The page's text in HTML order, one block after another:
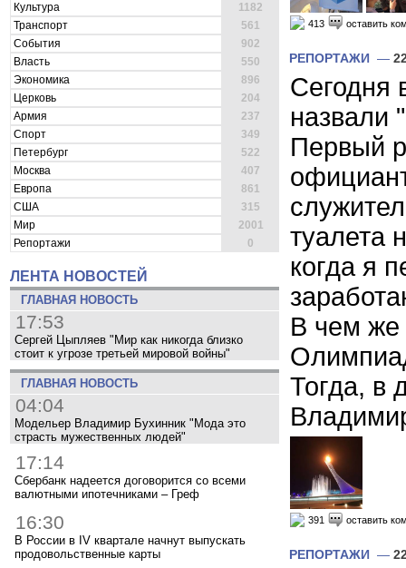
Культура
1182
Транспорт
561
События
902
Власть
550
Экономика
896
Церковь
204
Армия
237
Спорт
349
Петербург
522
Москва
407
Европа
861
США
315
Мир
2001
Репортажи
0
ЛЕНТА НОВОСТЕЙ
ГЛАВНАЯ НОВОСТЬ
17:53
Сергей Цыпляев "Мир как никогда близко
стоит к угрозе третьей мировой войны"
ГЛАВНАЯ НОВОСТЬ
04:04
Модельер Владимир Бухинник "Мода это
страсть мужественных людей"
17:14
Сбербанк надеется договорится со всеми
валютными ипотечниками – Греф
16:30
В России в IV квартале начнут выпускать
продовольственные карты
413 оставить
РЕПОРТАЖИ —
Сегодня
назвали
Первый
туалета
когда я
В чем же
Тогда, в
391 оставить
РЕПОРТАЖИ —